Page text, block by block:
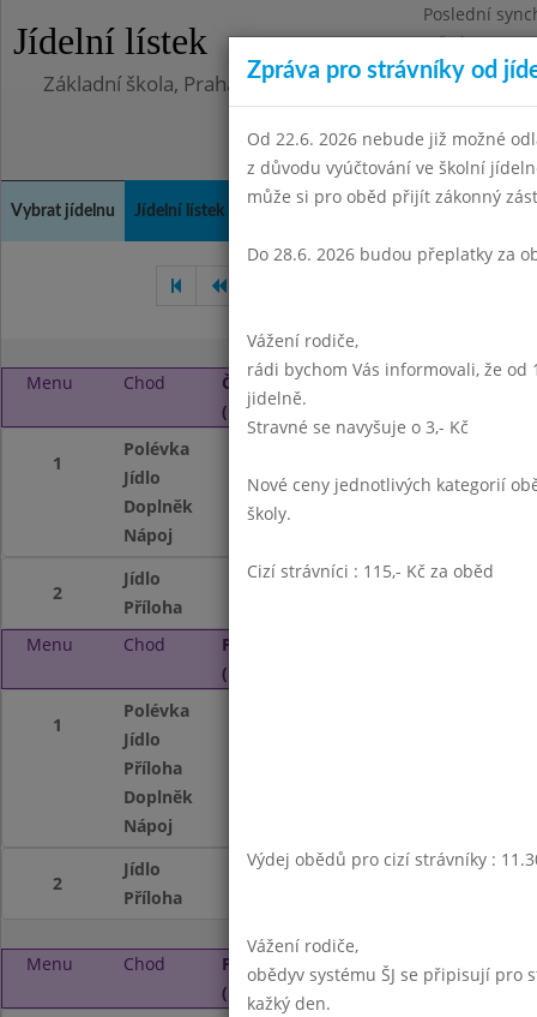
Jídelní lístek
Poslední
Středa
Základní škola, Praha 4, Na Líše 16
Vybrat jídelnu Jídelní lístek Kontakty a informace
Menu Chod
Čtvrtek 1. 10. 2015
(11:30 - 13:45)
1
Polévka
Jídlo
Dukátové
Doplněk
Nápoj
2
Jídlo
Hovězí na zázvoru
Příloha
Menu
Chod
Pátek 2. 10. 2015
(11:30 - 13:45)
1
Polévka
Jídlo
Příloha
Doplněk
Nápoj
2
Jídlo
Kuřecí čína
Příloha
Menu Chod
Pondělí 5. 10. 2015
(11:30 - 13:45)
Zpráva pro strávníky od
Od 22.6. 2026 nebude již možné
z důvodu vyúčtování ve školní
může si pro oběd přijít zákonný
Do 28.6. 2026 budou přeplatky za
Vážení rodiče,
rádi bychom Vás informovali, že od
jidelně.
Stravné se navyšuje o 3,- Kč
Nové ceny jednotlivých kategorií
školy.
Cizí strávníci : 115,- Kč za oběd
Výdej obědů pro cizí strávníky :
Vážení rodiče,
obědyv systému ŠJ se připisují pro
kažký den.